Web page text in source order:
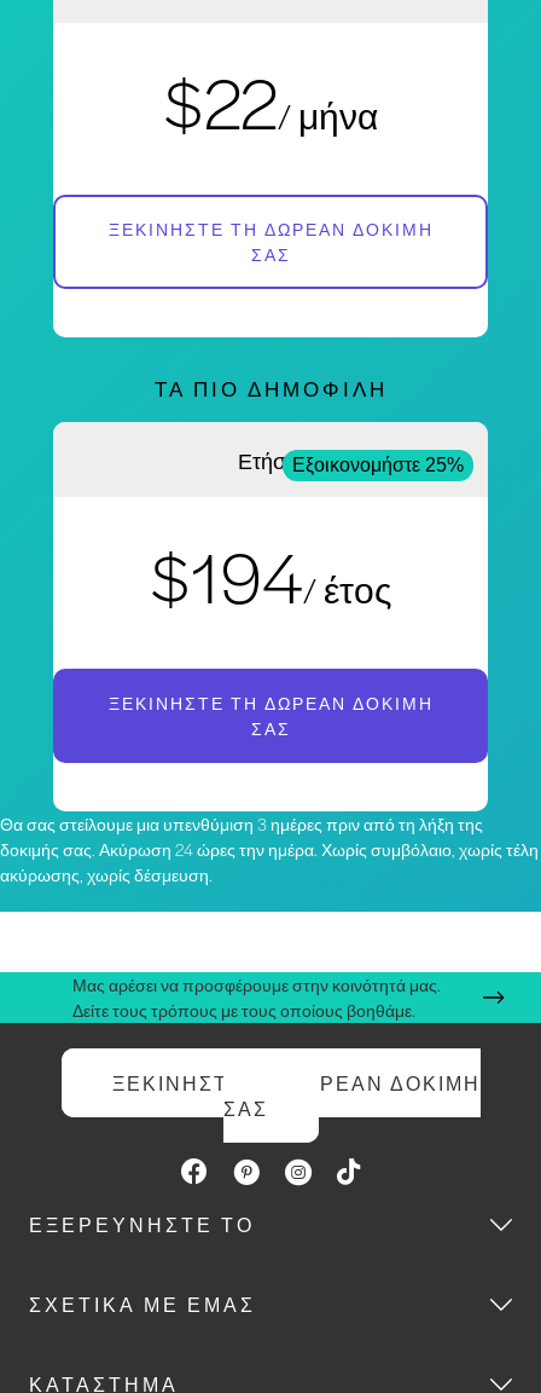
$22/ μήνα
ΞΕΚΙΝΉΣΤΕ ΤΗ ΔΩΡΕΆΝ ΔΟΚΙΜΉ
ΣΑΣ
ΤΑ ΠΙΟ ΔΗΜΟΦΙΛΉ
ΕτήσιαΕξοικονομήστε 25%
$194/ έτος
ΞΕΚΙΝΉΣΤΕ ΤΗ ΔΩΡΕΆΝ ΔΟΚΙΜΉ
ΣΑΣ
Θα σας στείλουμε μια υπενθύμιση 3 ημέρες πριν από τη λήξη της
δοκιμής σας. Ακύρωση 24 ώρες την ημέρα. Χωρίς συμβόλαιο, χωρίς τέλη
ακύρωσης, χωρίς δέσμευση.
Μας αρέσει να προσφέρουμε στην κοινότητά μας.
Δείτε τους τρόπους με τους οποίους βοηθάμε.
ΞΕΚΙΝΉΣΤΕ ΤΗ ΔΩΡΕΆΝ ΔΟΚΙΜΉ
ΣΑΣ
ΕΞΕΡΕΥΝΉΣΤΕ ΤΟ
ΣΧΕΤΙΚΆ ΜΕ ΕΜΆΣ
ΚΑΤΆΣΤΗΜΑ